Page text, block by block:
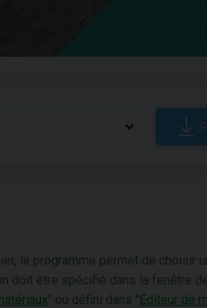
le programme permet de choisir
doit être spécifié dans la fenêtre
" ou défini dans "Editeur de